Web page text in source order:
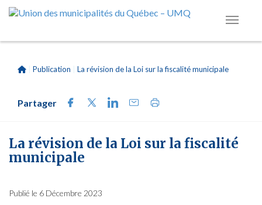
Publication La révision de la Loi sur la fiscalité municipale
Partager
La révision de la Loi sur la fiscalité
municipale
Publié le 6 Décembre 2023